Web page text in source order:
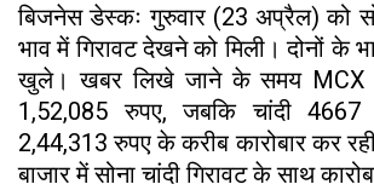
बिजनेस डेस्कः गुरुवार (23 अप्रैल) को
भाव में गिरावट देखने को मिली। दोनों के
खुले। खबर लिखे जाने के समय MCX
1,52,085 रुपए, जबकि चांदी
2,44,313 रुपए के करीब कारोबार कर
बाजार में सोना चांदी गिरावट के साथ